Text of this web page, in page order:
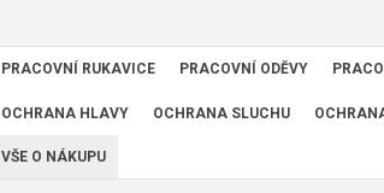
PRACOVNÍ RUKAVICE PRACOVNÍ ODĚVY
OCHRANA HLAVY OCHRANA SLUCHU
VŠE O NÁKUPU